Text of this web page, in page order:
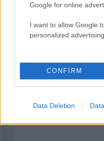
Google for online
I want to allow Google
personalized advertising.
CONFIRM
Data Deletion
Σχόλια